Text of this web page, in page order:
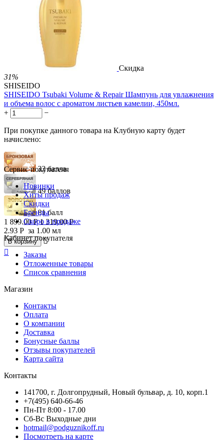
за 1.00 мл
Нет в наличии 
Скидка
31%
SHISEIDO
SHISEIDO Tsubaki Volume & Repair Шампунь для увлажнения
и объема волос с ароматом листьев камелии, 450мл.
+
−
При покупке данного товара на Клубную карту будет
начислено:
32 балла
49 баллов
81 балл
1 899.00 Р 1 319.00 Р
2.93 Р за 1.00 мл
В корзину


Сервис покупателя
Новинки
Хиты продаж
Скидки
Бренды
Скоро в продаже
Кабинет покупателя
Заказы
Отложенные товары
Список сравнения
Магазин
Контакты
Оплата
О компании
Доставка
Бонусные баллы
Отзывы покупателей
Карта сайта
Контакты
141700, г. Долгопрудный, Новый бульвар, д. 10, корп.1
+7(495) 640-66-46
Пн-Пт 8:00 - 17.00
Сб-Вс Выходные дни
hotmail@podguznikoff.ru
Посмотреть на карте